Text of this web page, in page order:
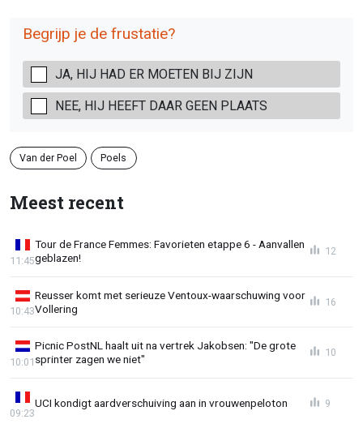
Begrijp je de frustatie?
JA, HIJ HAD ER MOETEN BIJ ZIJN
NEE, HIJ HEEFT DAAR GEEN PLAATS
Van der Poel Poels
Meest recent
Tour de France Femmes: Favorieten etappe 6 - Aanvallen
geblazen!
11:45
12
Reusser komt met serieuze Ventoux-waarschuwing voor
Vollering
10:43
16
Picnic PostNL haalt uit na vertrek Jakobsen: "De grote
sprinter zagen we niet"
10:01
10
UCI kondigt aardverschuiving aan in vrouwenpeloton
09:23
9